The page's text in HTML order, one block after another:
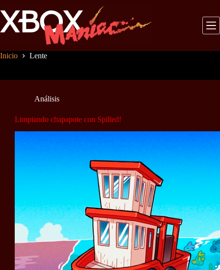
al
contenido
Inicio Lente
Análisis
Limpiando chapapote con Spilled!